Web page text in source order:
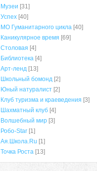
Музеи [31]
Успех [40]
МО Гуманитарного цикла [40]
Каникулярное время [69]
Столовая [4]
Библиотека [4]
Арт-ленд [13]
Школьный бомонд [2]
Юный натуралист [2]
Клуб туризма и краеведения [3]
Шахматный клуб [4]
Волшебный мир [3]
Робо-Star [1]
Ая.Школа.Ru [1]
Точка Роста [13]